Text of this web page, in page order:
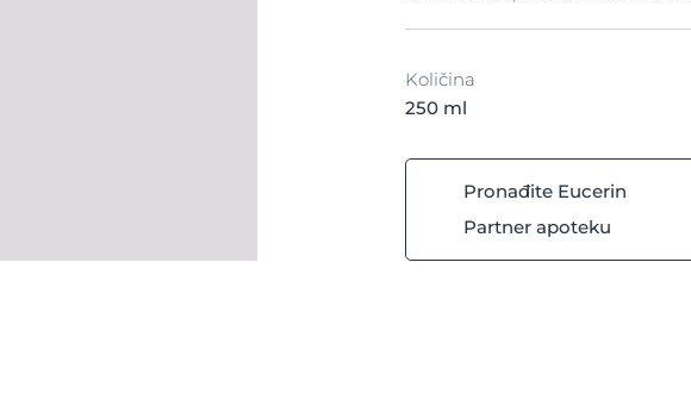
Količina
250 ml
Pronađite Eucerin
Partner apoteku